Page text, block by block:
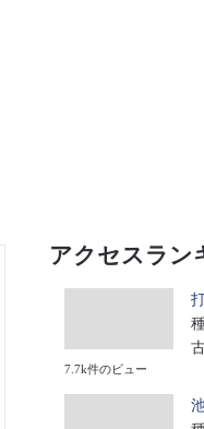
アクセスラン
7.7k件のビュー